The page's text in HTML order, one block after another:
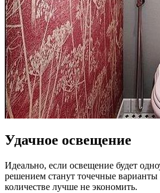
Удачное освещение
Идеально, если освещение будет
решением станут точечные
количестве лучше не экономить.